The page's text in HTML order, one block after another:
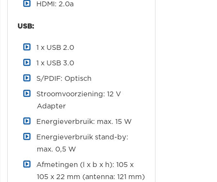
HDMI: 2.0a
USB:
1 x USB 2.0
1 x USB 3.0
S/PDIF: Optisch
Stroomvoorziening: 12 V
Adapter
Energieverbruik: max. 15 W
Energieverbruik stand-by:
max. 0,5 W
Afmetingen (l x b x h): 105 x
105 x 22 mm (antenna: 121 mm)